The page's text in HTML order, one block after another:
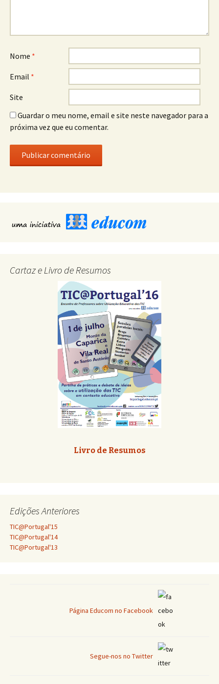
Nome *
Email *
Site
Guardar o meu nome, email e site neste navegador para a
próxima vez que eu comentar.
Cartaz e Livro de Resumos
Livro de Resumos
Edições Anteriores
TIC@Portugal'15
TIC@Portugal'14
TIC@Portugal'13
Página Educom no Facebook
Segue-nos no Twitter